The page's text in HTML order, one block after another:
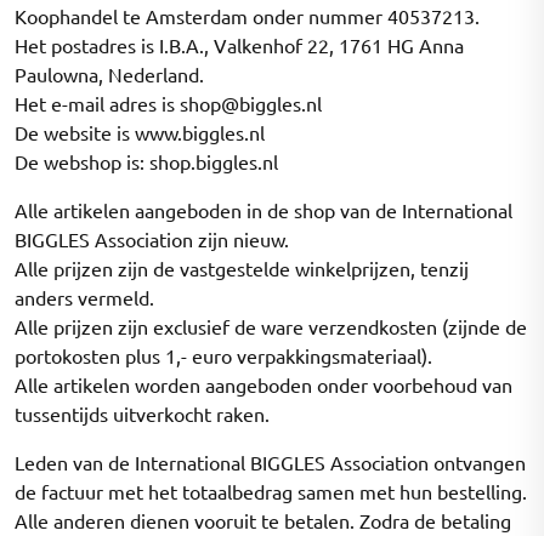
Koophandel te Amsterdam onder nummer 40537213.
Het postadres is I.B.A., Valkenhof 22, 1761 HG Anna
Paulowna, Nederland.
Het e-mail adres is shop@biggles.nl
De website is www.biggles.nl
De webshop is: shop.biggles.nl
Alle artikelen aangeboden in de shop van de International
BIGGLES Association zijn nieuw.
Alle prijzen zijn de vastgestelde winkelprijzen, tenzij
anders vermeld.
Alle prijzen zijn exclusief de ware verzendkosten (zijnde de
portokosten plus 1,- euro verpakkingsmateriaal).
Alle artikelen worden aangeboden onder voorbehoud van
tussentijds uitverkocht raken.
Leden van de International BIGGLES Association ontvangen
de factuur met het totaalbedrag samen met hun bestelling.
Alle anderen dienen vooruit te betalen. Zodra de betaling